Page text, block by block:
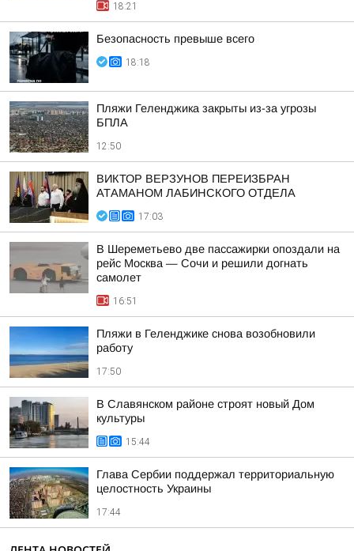
18:21
Безопасность превыше всего
18:18
Пляжи Геленджика закрыты из-за угрозы
БПЛА
12:50
ВИКТОР ВЕРЗУНОВ ПЕРЕИЗБРАН
АТАМАНОМ ЛАБИНСКОГО ОТДЕЛА
17:03
В Шереметьево две пассажирки опоздали на
рейс Москва — Сочи и решили догнать
самолет
16:51
Пляжи в Геленджике снова возобновили
работу
17:50
В Славянском районе строят новый Дом
культуры
15:44
Глава Сербии поддержал территориальную
целостность Украины
17:44